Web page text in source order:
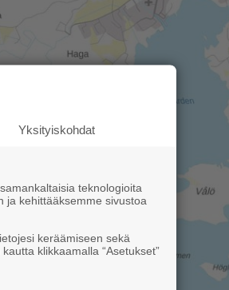
Yksityiskohdat
teknologioita
ja kehittääksemme sivustoa
keräämiseen sekä
klikkaamalla “Asetukset”